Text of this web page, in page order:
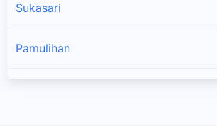
Sukasari
Pamulihan